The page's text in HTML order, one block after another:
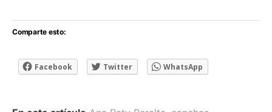
Comparte esto:
Facebook Twitter WhatsApp